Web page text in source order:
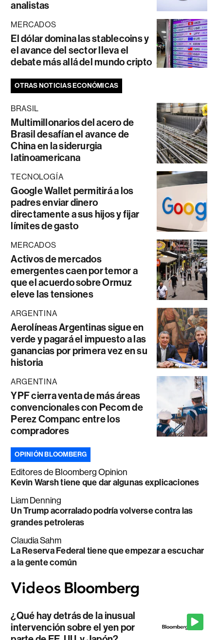
analistas
MERCADOS
El dólar domina las stablecoins y
el avance del sector lleva el
debate más allá del mundo cripto
OTRAS NOTICIAS ECONÓMICAS
BRASIL
Multimillonarios del acero de
Brasil desafían el avance de
China en la siderurgia
latinoamericana
TECNOLOGÍA
Google Wallet permitirá a los
padres enviar dinero
directamente a sus hijos y fijar
límites de gasto
MERCADOS
Activos de mercados
emergentes caen por temor a
que el acuerdo sobre Ormuz
eleve las tensiones
ARGENTINA
Aerolíneas Argentinas sigue en
verde y pagará el impuesto a las
ganancias por primera vez en su
historia
ARGENTINA
YPF cierra venta de más áreas
convencionales con Pecom de
Perez Companc entre los
compradores
OPINIÓN BLOOMBERG
Editores de Bloomberg Opinion
Kevin Warsh tiene que dar algunas explicaciones
Liam Denning
Un Trump acorralado podría volverse contra las
grandes petroleras
Claudia Sahm
La Reserva Federal tiene que empezar a escuchar
a la gente común
¿Qué hay detrás de la inusual
intervención sobre el yen por